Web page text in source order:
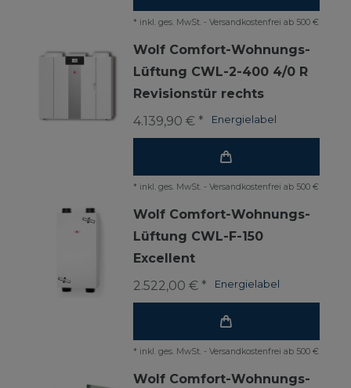
* inkl. ges. MwSt. - Versandkostenfrei ab 500 €
Wolf Comfort-Wohnungs-
Lüftung CWL-2-400 4/0 R
Revisionstür rechts
Energielabel
4.139,90 € *
* inkl. ges. MwSt. - Versandkostenfrei ab 500 €
Wolf Comfort-Wohnungs-
Lüftung CWL-F-150
Excellent
Energielabel
2.522,00 € *
* inkl. ges. MwSt. - Versandkostenfrei ab 500 €
Wolf Comfort-Wohnungs-